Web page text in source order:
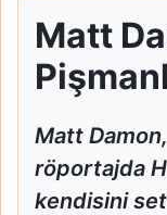
Matt
Matt
röportajda
kendisini